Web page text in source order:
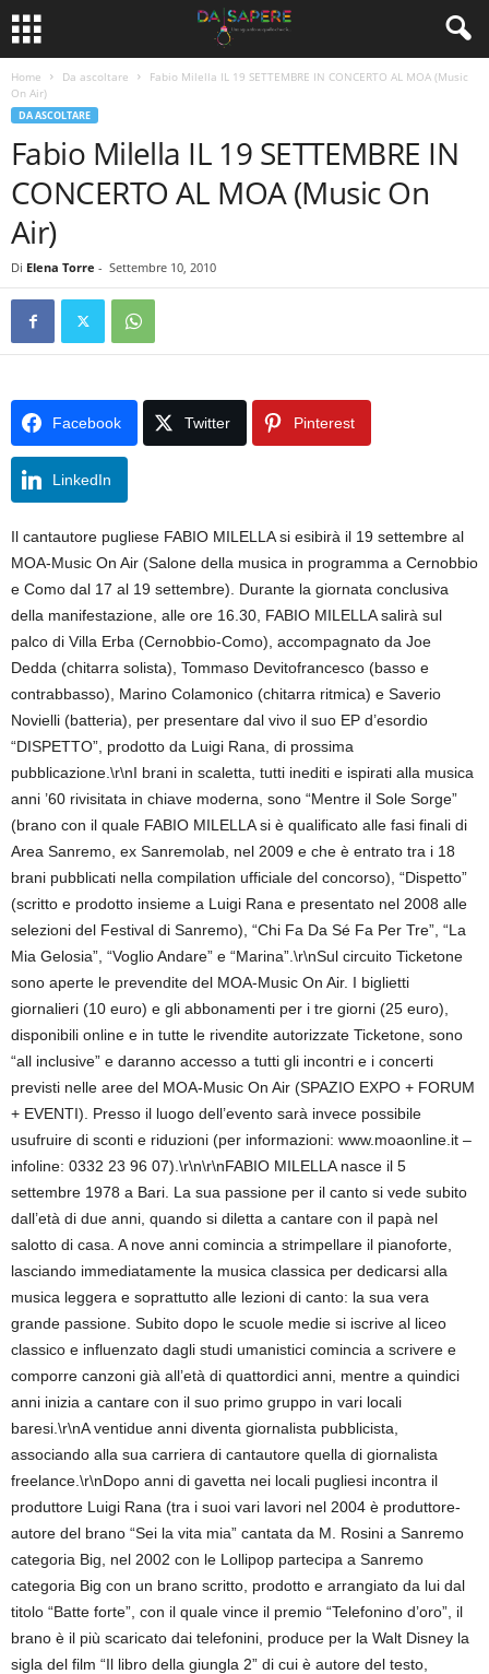
Home Da ascoltare
Fabio Milella IL 19 SETTEMBRE IN CONCERTO AL MOA (Music
On Air)
DA ASCOLTARE
Fabio Milella IL 19 SETTEMBRE IN
CONCERTO AL MOA (Music On
Air)
Di Elena Torre - Settembre 10, 2010
Facebook Twitter Pinterest
LinkedIn
Il cantautore pugliese FABIO MILELLA si esibirà il 19 settembre al
MOA-Music On Air (Salone della musica in programma a Cernobbio
e Como dal 17 al 19 settembre). Durante la giornata conclusiva
della manifestazione, alle ore 16.30, FABIO MILELLA salirà sul
palco di Villa Erba (Cernobbio-Como), accompagnato da Joe
Dedda (chitarra solista), Tommaso Devitofrancesco (basso e
contrabbasso), Marino Colamonico (chitarra ritmica) e Saverio
Novielli (batteria), per presentare dal vivo il suo EP d’esordio
“DISPETTO”, prodotto da Luigi Rana, di prossima
pubblicazione.\r\nI brani in scaletta, tutti inediti e ispirati alla musica
anni ’60 rivisitata in chiave moderna, sono “Mentre il Sole Sorge”
(brano con il quale FABIO MILELLA si è qualificato alle fasi finali di
Area Sanremo, ex Sanremolab, nel 2009 e che è entrato tra i 18
brani pubblicati nella compilation ufficiale del concorso), “Dispetto”
(scritto e prodotto insieme a Luigi Rana e presentato nel 2008 alle
selezioni del Festival di Sanremo), “Chi Fa Da Sé Fa Per Tre”, “La
Mia Gelosia”, “Voglio Andare” e “Marina”.\r\nSul circuito Ticketone
sono aperte le prevendite del MOA-Music On Air. I biglietti
giornalieri (10 euro) e gli abbonamenti per i tre giorni (25 euro),
disponibili online e in tutte le rivendite autorizzate Ticketone, sono
“all inclusive” e daranno accesso a tutti gli incontri e i concerti
previsti nelle aree del MOA-Music On Air (SPAZIO EXPO + FORUM
+ EVENTI). Presso il luogo dell’evento sarà invece possibile
usufruire di sconti e riduzioni (per informazioni: www.moaonline.it –
infoline: 0332 23 96 07).\r\n\r\nFABIO MILELLA nasce il 5
settembre 1978 a Bari. La sua passione per il canto si vede subito
dall’età di due anni, quando si diletta a cantare con il papà nel
salotto di casa. A nove anni comincia a strimpellare il pianoforte,
lasciando immediatamente la musica classica per dedicarsi alla
musica leggera e soprattutto alle lezioni di canto: la sua vera
grande passione. Subito dopo le scuole medie si iscrive al liceo
classico e influenzato dagli studi umanistici comincia a scrivere e
comporre canzoni già all’età di quattordici anni, mentre a quindici
anni inizia a cantare con il suo primo gruppo in vari locali
baresi.\r\nA ventidue anni diventa giornalista pubblicista,
associando alla sua carriera di cantautore quella di giornalista
freelance.\r\nDopo anni di gavetta nei locali pugliesi incontra il
produttore Luigi Rana (tra i suoi vari lavori nel 2004 è produttore-
autore del brano “Sei la vita mia” cantata da M. Rosini a Sanremo
categoria Big, nel 2002 con le Lollipop partecipa a Sanremo
categoria Big con un brano scritto, prodotto e arrangiato da lui dal
titolo “Batte forte”, con il quale vince il premio “Telefonino d’oro”, il
brano è il più scaricato dai telefonini, produce per la Walt Disney la
sigla del film “Il libro della giungla 2” di cui è autore del testo,